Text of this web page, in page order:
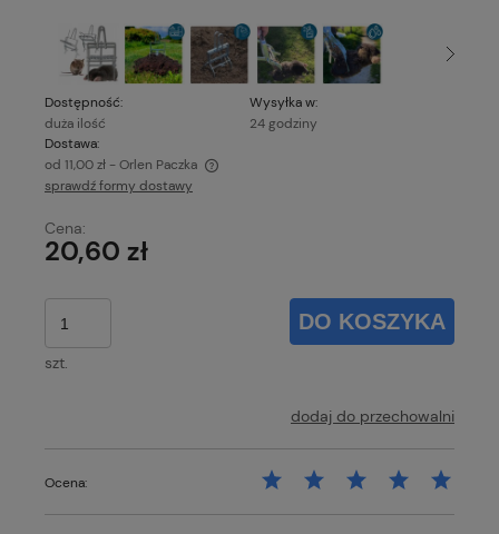
Dostępność:
duża ilość
Wysyłka w:
24 godziny
Dostawa:
od 11,00 zł - Orlen Paczka
Cena nie zawiera ewentualnych kosztów płatności
sprawdź formy dostawy
Cena:
20,60 zł
szt.
DO KOSZYKA
dodaj do przechowalni
Ocena: